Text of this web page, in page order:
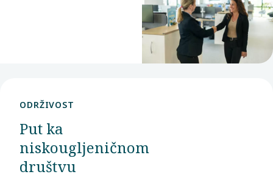
ODRŽIVOST
Put ka
niskougljeničnom
društvu